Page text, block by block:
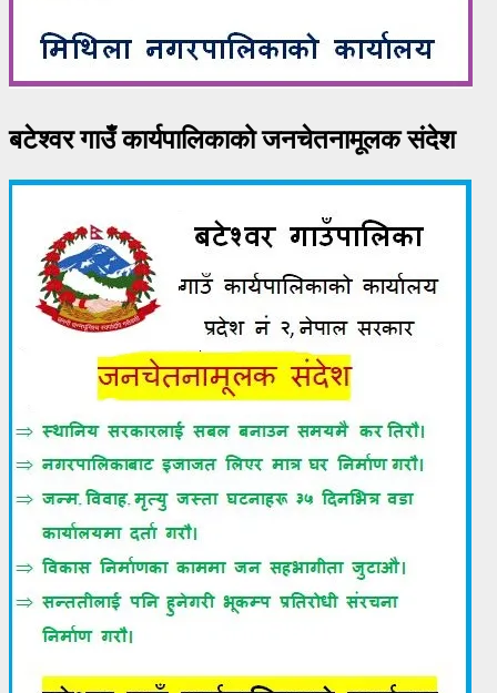
बटेश्वर गाउँ कार्यपालिकाको जनचेतनामूलक संदेश